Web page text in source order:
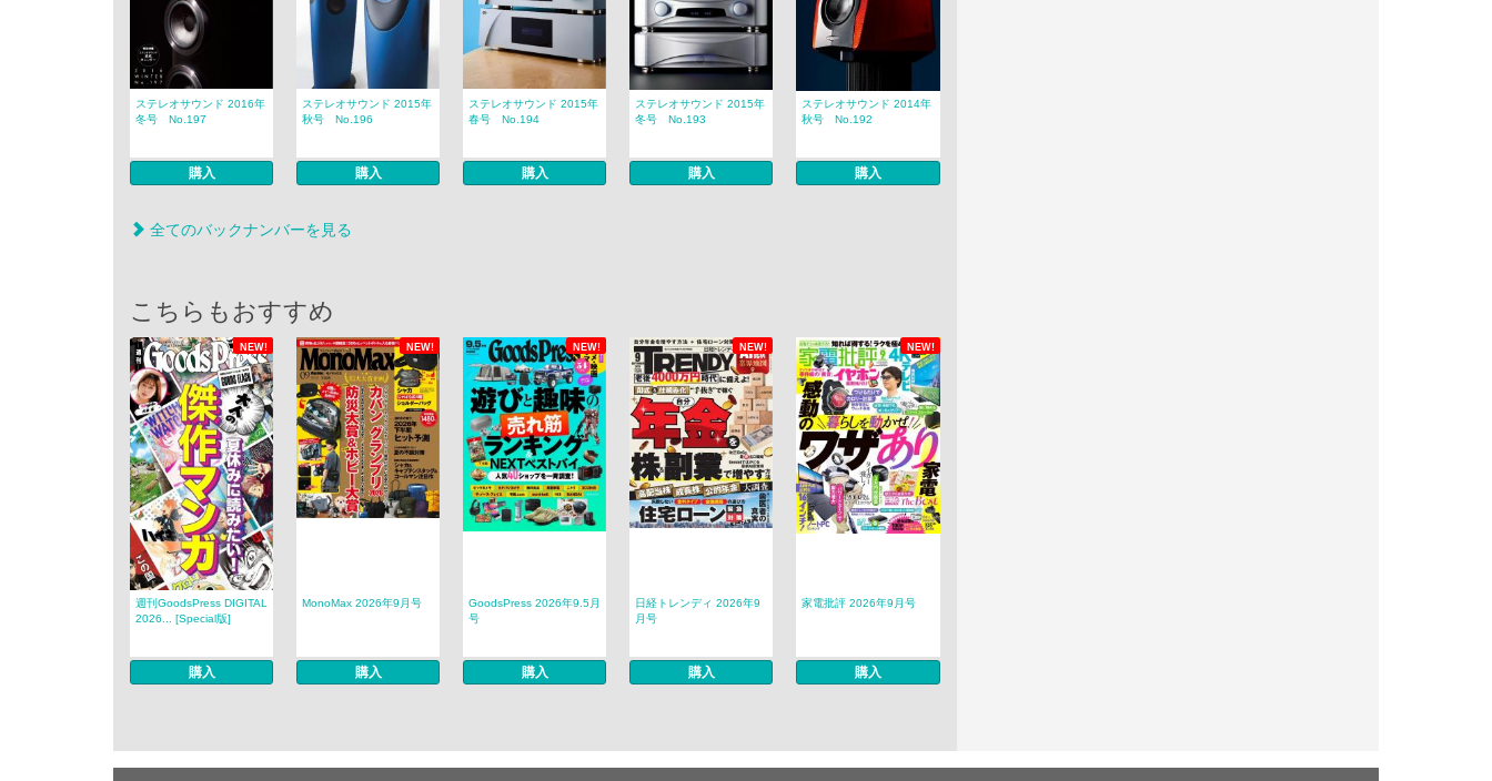
ステレオサウンド 2016年
冬号 No.197
購入
ステレオサウンド 2015年
秋号 No.196
購入
ステレオサウンド 2015年
春号 No.194
購入
ステレオサウンド 2015年
冬号 No.193
購入
ステレオサウンド 2014年
秋号 No.192
購入
全てのバックナンバーを見る
こちらもおすすめ
NEW! NEW! NEW! NEW! NEW!
週刊GoodsPress DIGITAL
2026... [Special版]
購入
MonoMax 2026年9月号
購入
GoodsPress 2026年9.5月
号
購入
日経トレンディ 2026年9
月号
購入
家電批評 2026年9月号
購入